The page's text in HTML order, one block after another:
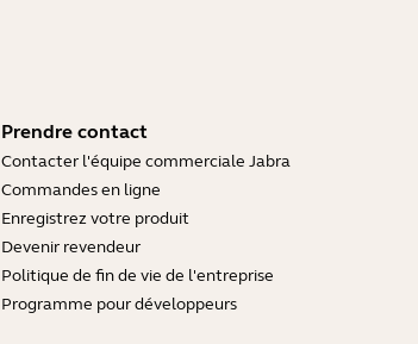
Prendre contact
Contacter l'équipe commerciale Jabra
Commandes en ligne
Enregistrez votre produit
Devenir revendeur
Politique de fin de vie de l'entreprise
Programme pour développeurs